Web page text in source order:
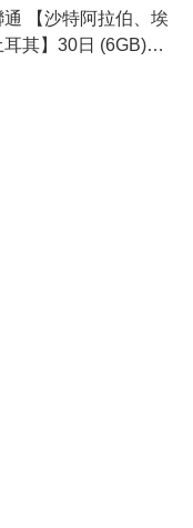
通 【沙特阿拉伯、埃
耳其】30日 (6GB)